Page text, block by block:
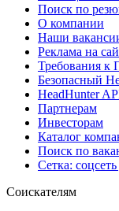
Поиск по
О компании
Наши
Реклама на
Требования к
Безопасный
HeadHunter
Партнерам
Инвесторам
Каталог
Поиск по
Сетка:
Соискателям